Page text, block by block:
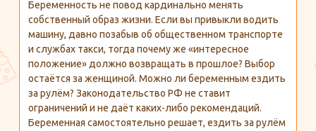
Беременность не повод кардинально менять
собственный образ жизни. Если вы привыкли водить
машину, давно позабыв об общественном транспорте
и службах такси, тогда почему же «интересное
положение» должно возвращать в прошлое? Выбор
остаётся за женщиной. Можно ли беременным ездить
за рулём? Законодательство РФ не ставит
ограничений и не даёт каких-либо рекомендаций.
Беременная самостоятельно решает, ездить за рулём